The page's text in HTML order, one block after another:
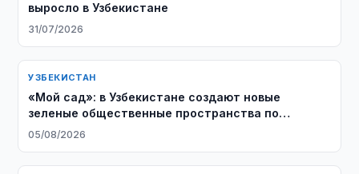
выросло в Узбекистане
31/07/2026
УЗБЕКИСТАН
«Мой сад»: в Узбекистане создают новые
зеленые общественные пространства по
инициативе жителей
05/08/2026